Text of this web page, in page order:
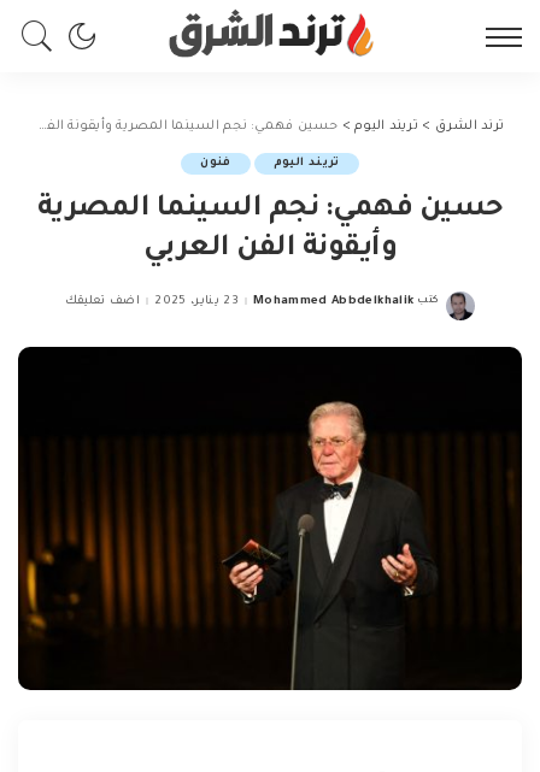
ترند الشرق > تريند اليوم> حسين فهمي: نجم السينما المصرية وأيقونة الفن العربي
تريند اليوم فنون
حسين فهمي: نجم السينما المصرية
وأيقونة الفن العربي
Posted
كتب Mohammed Abbdelkhalik 23 يناير، 2025 اضف تعليقك